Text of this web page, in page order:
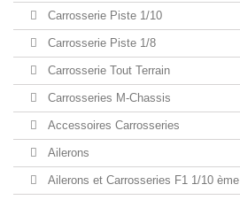
Carrosserie Piste 1/10
Carrosserie Piste 1/8
Carrosserie Tout Terrain
Carrosseries M-Chassis
Accessoires Carrosseries
Ailerons
Ailerons et Carrosseries F1 1/10 ème